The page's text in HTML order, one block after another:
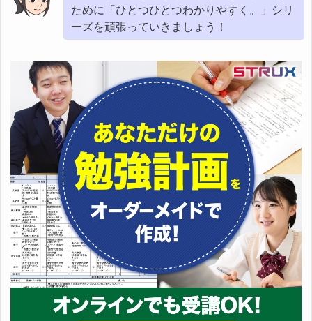
ために「ひとつひとつわかりやすく。」シリ
ーズを頑張っていきましょう！